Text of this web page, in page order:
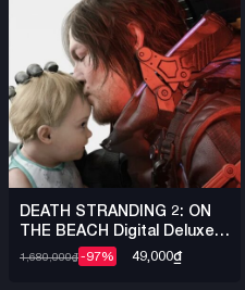
DEATH STRANDING 2: ON
THE BEACH Digital Deluxe +
Việt Hóa – Steam Offline
1,680,000₫-97% 49,000₫